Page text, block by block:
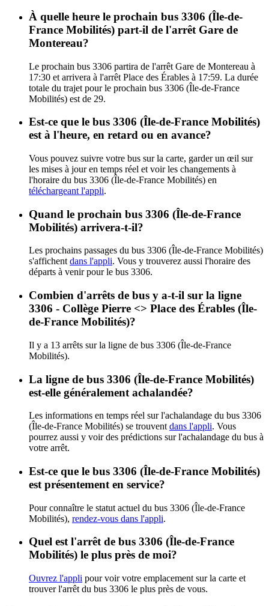
À quelle heure le prochain bus 3306 (Île-de-
France Mobilités) part-il de l'arrêt Gare de
Montereau?
Le prochain bus 3306 partira de l'arrêt Gare de Montereau à
17:30 et arrivera à l'arrêt Place des Érables à 17:59. La durée
totale du trajet pour le prochain bus 3306 (Île-de-France
Mobilités) est de 29.
Est-ce que le bus 3306 (Île-de-France Mobilités)
est à l'heure, en retard ou en avance?
Vous pouvez suivre votre bus sur la carte, garder un œil sur
les mises à jour en temps réel et voir les changements à
l'horaire du bus 3306 (Île-de-France Mobilités) en
téléchargeant l'appli.
Quand le prochain bus 3306 (Île-de-France
Mobilités) arrivera-t-il?
Les prochains passages du bus 3306 (Île-de-France Mobilités)
s'affichent dans l'appli. Vous y trouverez aussi l'horaire des
départs à venir pour le bus 3306.
Combien d'arrêts de bus y a-t-il sur la ligne
3306 - Collège Pierre <> Place des Érables (Île-
de-France Mobilités)?
Il y a 13 arrêts sur la ligne de bus 3306 (Île-de-France
Mobilités).
La ligne de bus 3306 (Île-de-France Mobilités)
est-elle généralement achalandée?
Les informations en temps réel sur l'achalandage du bus 3306
(Île-de-France Mobilités) se trouvent dans l'appli. Vous
pourrez aussi y voir des prédictions sur l'achalandage du bus à
votre arrêt.
Est-ce que le bus 3306 (Île-de-France Mobilités)
est présentement en service?
Pour connaître le statut actuel du bus 3306 (Île-de-France
Mobilités), rendez-vous dans l'appli.
Quel est l'arrêt de bus 3306 (Île-de-France
Mobilités) le plus près de moi?
Ouvrez l'appli pour voir votre emplacement sur la carte et
trouver l'arrêt du bus 3306 le plus près de vous.